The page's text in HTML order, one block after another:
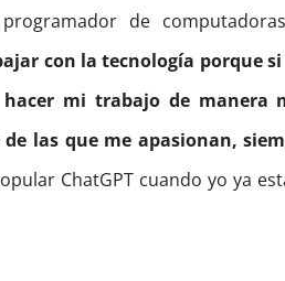
de
con la tecnología porque si
mi trabajo de manera
las que me apasionan,
ChatGPT cuando yo ya